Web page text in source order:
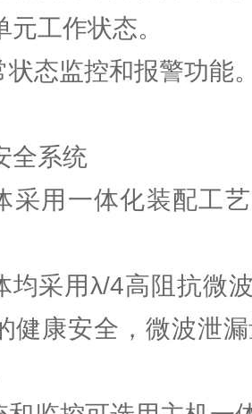
元工作状态。
状态监控和报警功能
全系统
采用一体化装配工
均采用λ/4高阻抗微
健康安全，微波泄